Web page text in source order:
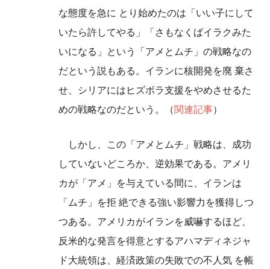
な態度を急に とり始めたのは「いい子にして
いたら許してやる」「さもなくばイラクみた
いになる」という「アメとムチ」の戦略なの
だという説もある。イランに核開発を廃 棄さ
せ、シリアにはヒズボラ支援をやめさせるた
めの戦略なのだという。（関連記事）
しかし、この「アメとムチ」戦略は、成功
していないどころか、逆効果である。アメリ
カが「アメ」を与えている間に、イランは
「ムチ」を拒 絶できる強い影響力を獲得しつ
つある。アメリカがイランを威嚇するほど、
反米的な発言を得意とするアハマディネジャ
ド大統領は、経済政策の失敗での不人気 を帳